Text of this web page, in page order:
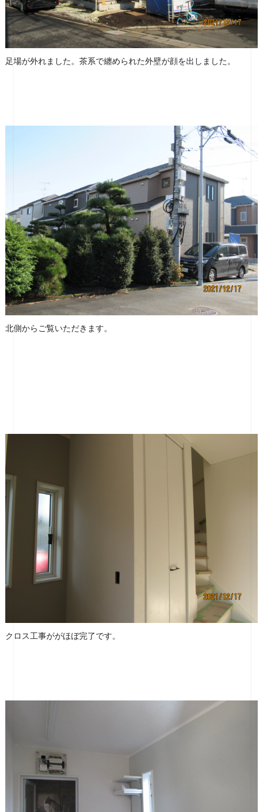
足場が外れました。茶系で纏められた外壁が顔を出しました。
北側からご覧いただきます。
クロス工事ががほぼ完了です。